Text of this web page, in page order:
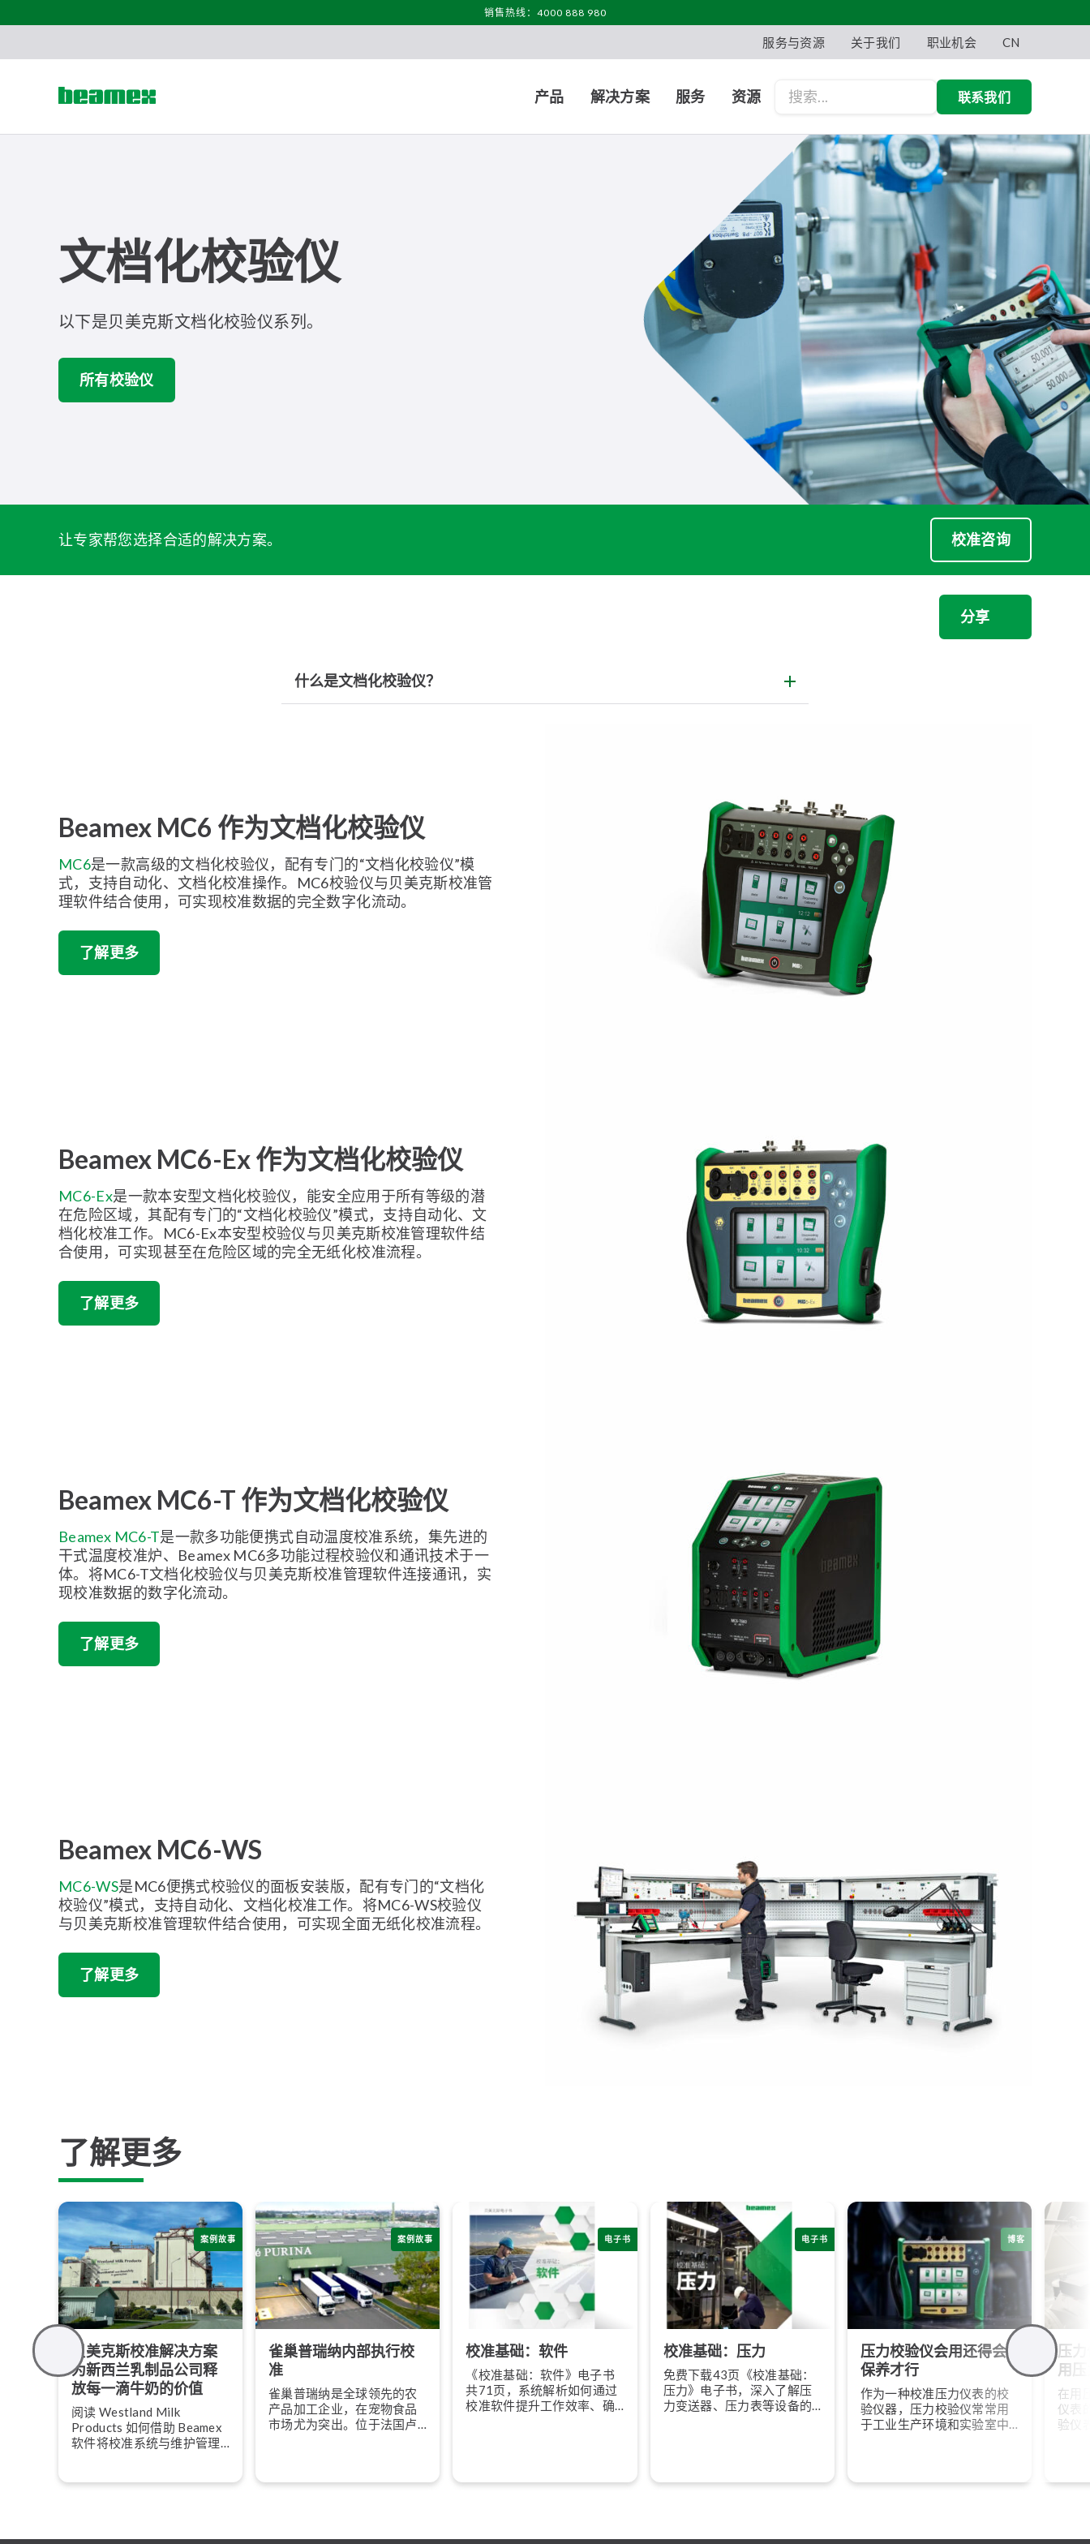
销售热线：4000 888 980
服务与资源 关于我们 职业机会 CN
产品 解决方案 服务 资源 联系我们
文档化校验仪
以下是贝美克斯文档化校验仪系列。
所有校验仪
让专家帮您选择合适的解决方案。 校准咨询
分享
什么是文档化校验仪？
Beamex MC6 作为文档化校验仪
MC6是一款高级的文档化校验仪，配有专门的“文档化校验仪”模
式，支持自动化、文档化校准操作。MC6校验仪与贝美克斯校准管
理软件结合使用，可实现校准数据的完全数字化流动。
了解更多
Beamex MC6-Ex 作为文档化校验仪
MC6-Ex是一款本安型文档化校验仪，能安全应用于所有等级的潜
在危险区域，其配有专门的“文档化校验仪”模式，支持自动化、文
档化校准工作。MC6-Ex本安型校验仪与贝美克斯校准管理软件结
合使用，可实现甚至在危险区域的完全无纸化校准流程。
了解更多
Beamex MC6-T 作为文档化校验仪
Beamex MC6-T是一款多功能便携式自动温度校准系统，集先进的
干式温度校准炉、Beamex MC6多功能过程校验仪和通讯技术于一
体。将MC6-T文档化校验仪与贝美克斯校准管理软件连接通讯，实
现校准数据的数字化流动。
了解更多
Beamex MC6-WS
MC6-WS是MC6便携式校验仪的面板安装版，配有专门的“文档化
校验仪”模式，支持自动化、文档化校准工作。将MC6-WS校验仪
与贝美克斯校准管理软件结合使用，可实现全面无纸化校准流程。
了解更多
了解更多
案例故事
贝美克斯校准解决方案
为新西兰乳制品公司释
放每一滴牛奶的价值
阅读 Westland Milk
Products 如何借助 Beamex
软件将校准系统与维护管理
案例故事
雀巢普瑞纳内部执行校
准
雀巢普瑞纳是全球领先的农
产品加工企业，在宠物食品
市场尤为突出。位于法国卢
电子书
校准基础：软件
《校准基础：软件》电子书
共71页，系统解析如何通过
校准软件提升工作效率、确
电子书
校准基础：压力
免费下载43页《校准基础：
压力》电子书，深入了解压
力变送器、压力表等设备的
博客
压力校验仪会用还得会
保养才行
作为一种校准压力仪表的校
验仪器，压力校验仪常常用
于工业生产环境和实验室中
保养和维护，才能够让校验
压
用
在用
仪表
验仪
进行